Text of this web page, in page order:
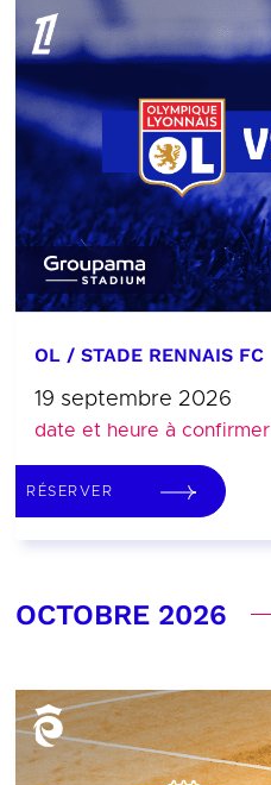
OL / STADE RENNAIS FC
19 septembre 2026
date et heure à confirmer
RÉSERVER
OCTOBRE 2026